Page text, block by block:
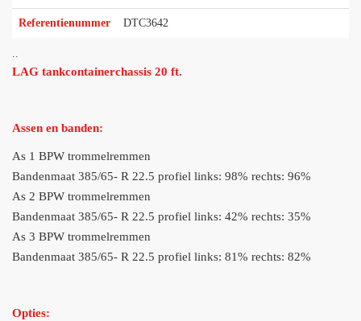
Referentienummer DTC3642
..
LAG tankcontainerchassis 20 ft.
Assen en banden:
As 1 BPW trommelremmen
Bandenmaat 385/65- R 22.5 profiel links: 98% rechts: 96%
As 2 BPW trommelremmen
Bandenmaat 385/65- R 22.5 profiel links: 42% rechts: 35%
As 3 BPW trommelremmen
Bandenmaat 385/65- R 22.5 profiel links: 81% rechts: 82%
Opties: